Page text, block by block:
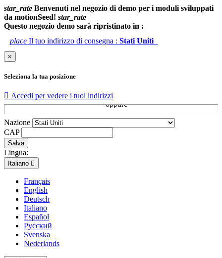
star_rate Benvenuti nel negozio di demo per i moduli sviluppati
da motionSeed! star_rate
Questo negozio demo sarà ripristinato in :
place Il tuo indirizzo di consegna : Stati Uniti
×
Seleziona la tua posizione
 Accedi per vedere i tuoi indirizzi
Nazione
CAP
Salva
Lingua:
Italiano 
Français
English
Deutsch
Italiano
Español
Русский
Svenska
Nederlands